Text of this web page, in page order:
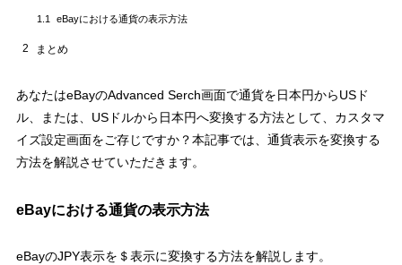
1.1 eBayにおける通貨の表示方法
2 まとめ
あなたはeBayのAdvanced Serch画面で通貨を日本円からUSド
ル、または、USドルから日本円へ変換する方法として、カスタマ
イズ設定画面をご存じですか？本記事では、通貨表示を変換する
方法を解説させていただきます。
eBayにおける通貨の表示方法
eBayのJPY表示を＄表示に変換する方法を解説します。